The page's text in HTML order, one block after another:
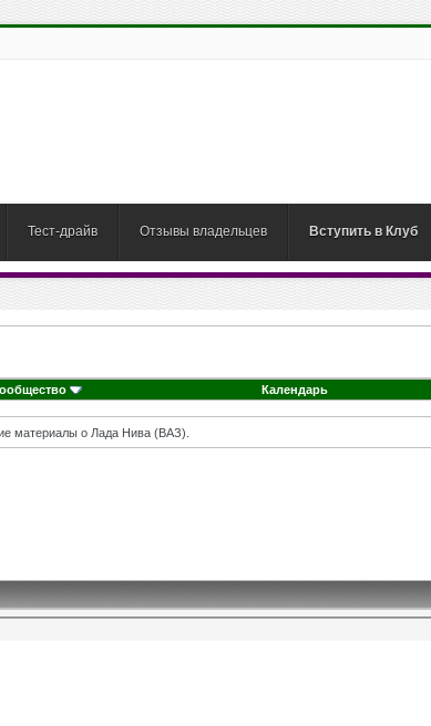
Тест-драйв Отзывы владельцев Вступить в Клуб
Календарь
материалы о Лада Нива (ВАЗ).